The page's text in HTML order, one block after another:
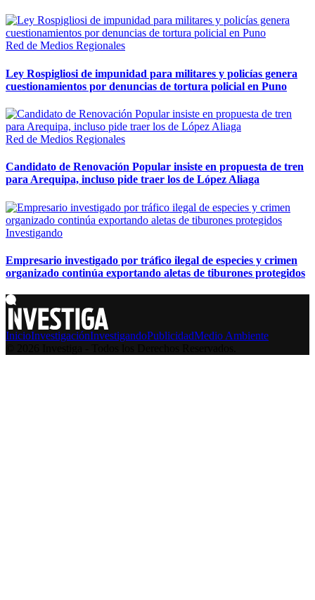
Red de Medios Regionales
Ley Rospigliosi de impunidad para militares y policías genera
cuestionamientos por denuncias de tortura policial en Puno
Red de Medios Regionales
Candidato de Renovación Popular insiste en propuesta de tren
para Arequipa, incluso pide traer los de López Aliaga
Investigando
Empresario investigado por tráfico ilegal de especies y crimen
organizado continúa exportando aletas de tiburones protegidos
InicioInvestigaciónInvestigandoPublicidadMedio Ambiente